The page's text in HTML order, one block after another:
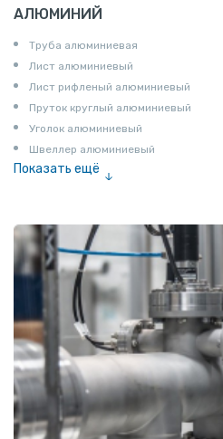
АЛЮМИНИЙ
Труба алюминиевая
Лист алюминиевый
Лист рифленый алюминиевый
Пруток круглый алюминиевый
Уголок алюминиевый
Швеллер алюминиевый
Показать ещё
Шина электротехническая
Алюминиевая плита
Z профиль алюминиевый
Т профиль алюминиевый
Пруток квадратный алюминиевый
Полоса алюминиевая
Пруток шестигранный алюминиевый